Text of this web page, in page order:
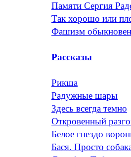
Памяти Сергия
Так хорошо или
Фашизм
Рассказы
Рикша
Радужные шары
Здесь всегда темно
Откровенный
Белое гнездо
Бася. Просто